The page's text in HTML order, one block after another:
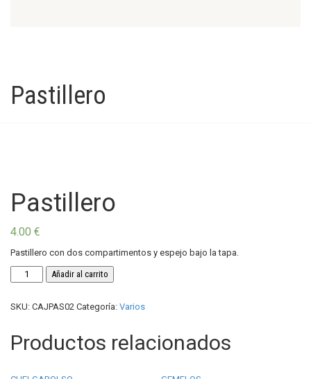
Pastillero
Pastillero
4.00 €
Pastillero con dos compartimentos y espejo bajo la tapa.
Pastillero
cantidad
Añadir al carrito
SKU: CAJPAS02 Categoría: Varios
Productos relacionados